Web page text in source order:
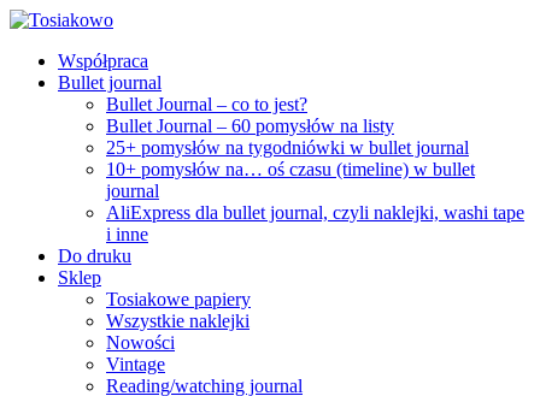
Współpraca
Bullet journal
Bullet Journal – co to jest?
Bullet Journal – 60 pomysłów na listy
25+ pomysłów na tygodniówki w bullet journal
10+ pomysłów na… oś czasu (timeline) w bullet
journal
AliExpress dla bullet journal, czyli naklejki, washi tape
i inne
Do druku
Sklep
Tosiakowe papiery
Wszystkie naklejki
Nowości
Vintage
Reading/watching journal